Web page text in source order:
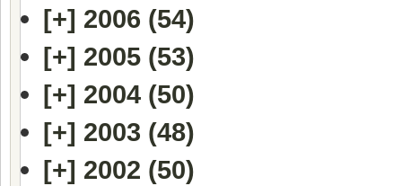
[+] 2006 (54)
[+] 2005 (53)
[+] 2004 (50)
[+] 2003 (48)
[+] 2002 (50)